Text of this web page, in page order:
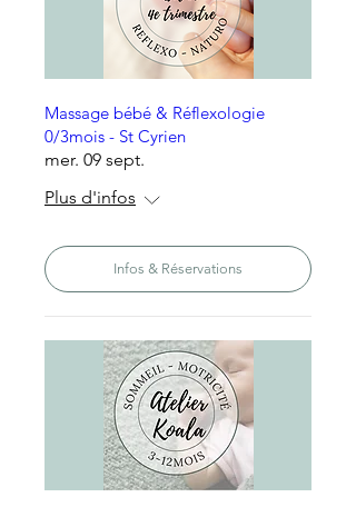
Massage bébé & Réflexologie
0/3mois - St Cyrien
mer. 09 sept.
Plus d'infos
Infos & Réservations